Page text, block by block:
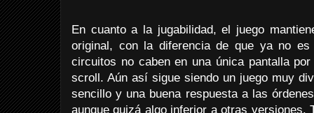
En cuanto a la jugabilidad, el juego
original, con la diferencia de que ya no
circuitos no caben en una única pantalla
scroll. Aún así sigue siendo un juego muy
sencillo y una buena respuesta a las
aunque quizá algo inferior a otras versiones.